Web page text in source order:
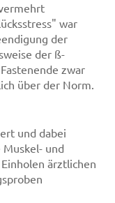
war
der
der ß-
zwar
über der Norm.
und dabei
und
ärztlichen